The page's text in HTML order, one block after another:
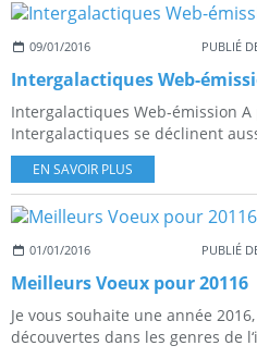
09/01/2016 PUBLIÉ
Intergalactiques Web-
Intergalactiques Web-émission
Intergalactiques se déclinent
EN SAVOIR PLUS
01/01/2016 PUBLIÉ
Meilleurs Voeux pour 20116
Je vous souhaite une année
découvertes dans les genres de